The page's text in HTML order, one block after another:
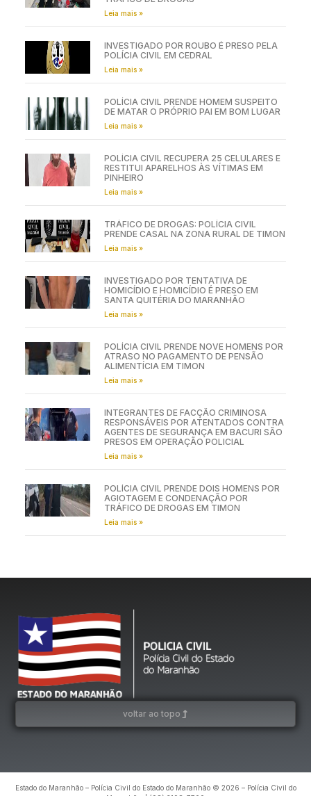
Leia mais »
INVESTIGADO POR ROUBO É PRESO PELA
POLÍCIA CIVIL EM CEDRAL
Leia mais »
POLÍCIA CIVIL PRENDE HOMEM SUSPEITO
DE MATAR O PRÓPRIO PAI EM BOM LUGAR
Leia mais »
POLÍCIA CIVIL RECUPERA 25 CELULARES E
RESTITUI APARELHOS ÀS VÍTIMAS EM
PINHEIRO
Leia mais »
TRÁFICO DE DROGAS: POLÍCIA CIVIL
PRENDE CASAL NA ZONA RURAL DE TIMON
Leia mais »
INVESTIGADO POR TENTATIVA DE
HOMICÍDIO E HOMICÍDIO É PRESO EM
SANTA QUITÉRIA DO MARANHÃO
Leia mais »
POLÍCIA CIVIL PRENDE NOVE HOMENS POR
ATRASO NO PAGAMENTO DE PENSÃO
ALIMENTÍCIA EM TIMON
Leia mais »
INTEGRANTES DE FACÇÃO CRIMINOSA
RESPONSÁVEIS POR ATENTADOS CONTRA
AGENTES DE SEGURANÇA EM BACURI SÃO
PRESOS EM OPERAÇÃO POLICIAL
Leia mais »
POLÍCIA CIVIL PRENDE DOIS HOMENS POR
AGIOTAGEM E CONDENAÇÃO POR
TRÁFICO DE DROGAS EM TIMON
Leia mais »
voltar ao topo
Estado do Maranhão – Polícia Civil do Estado do Maranhão © 2026 – Polícia Civil do